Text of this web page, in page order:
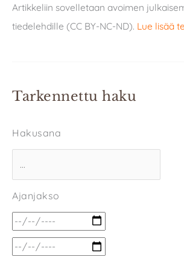
Artikkeliin sovelletaan avoimen
tiedelehdille (CC BY-NC-ND). Lue lisää
Tarkennettu haku
Hakusana
Ajanjakso